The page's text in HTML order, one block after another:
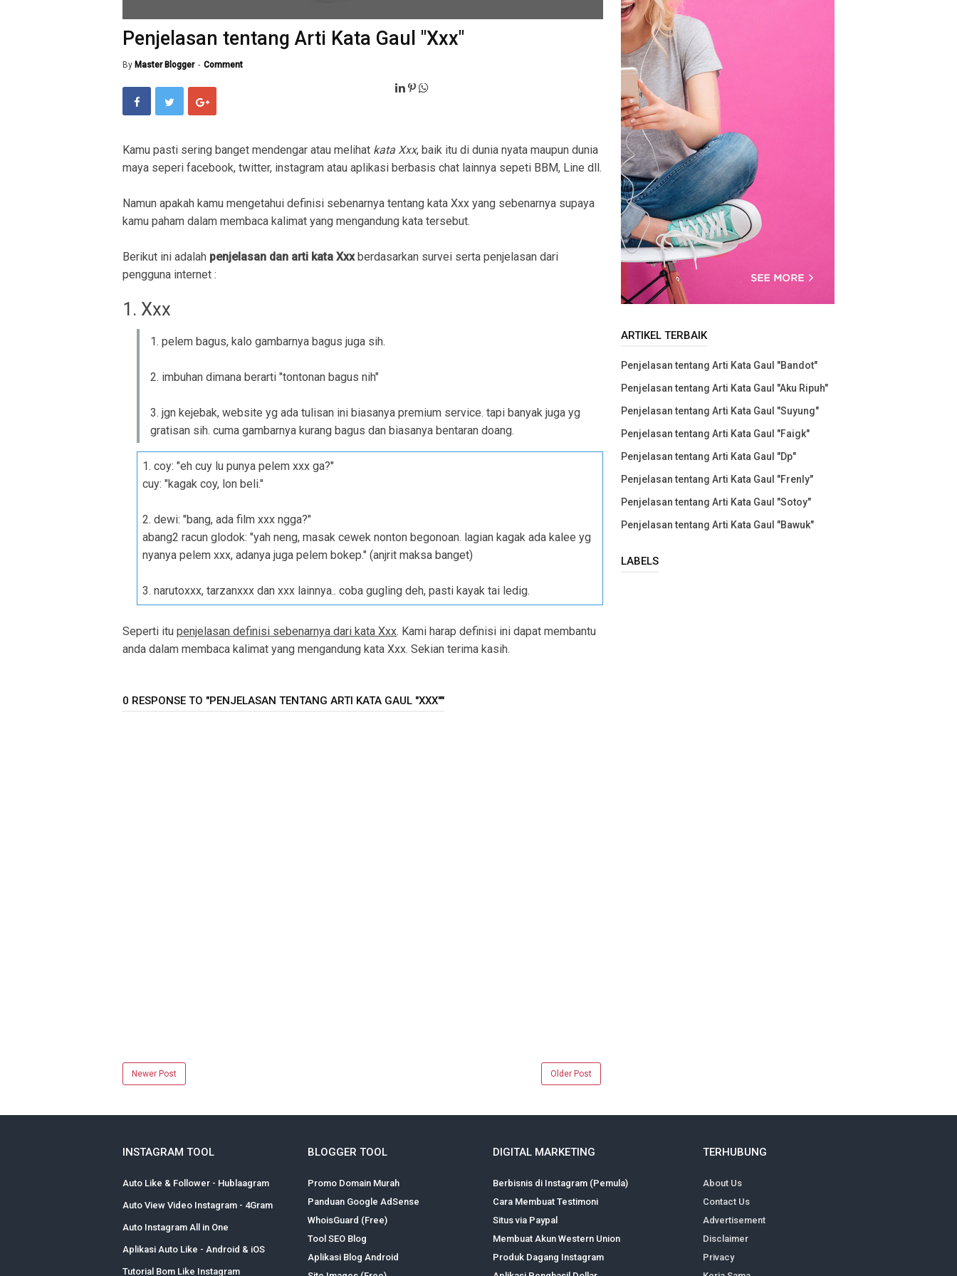
Penjelasan tentang Arti Kata Gaul "Xxx"
By Master Blogger Comment
Kamu pasti sering banget mendengar atau melihat kata Xxx, baik itu di dunia nyata maupun dunia
maya seperi facebook, twitter, instagram atau aplikasi berbasis chat lainnya sepeti BBM, Line dll.
Namun apakah kamu mengetahui definisi sebenarnya tentang kata Xxx yang sebenarnya supaya
kamu paham dalam membaca kalimat yang mengandung kata tersebut.
Berikut ini adalah penjelasan dan arti kata Xxxberdasarkan survei serta penjelasan dari
pengguna internet :
1. Xxx
1. pelem bagus, kalo gambarnya bagus juga sih.
2. imbuhan dimana berarti "tontonan bagus nih"
3. jgn kejebak, website yg ada tulisan ini biasanya premium service. tapi banyak juga yg
gratisan sih. cuma gambarnya kurang bagus dan biasanya bentaran doang.
1. coy: "eh cuy lu punya pelem xxx ga?"
cuy: "kagak coy, lon beli."
2. dewi: "bang, ada film xxx ngga?"
abang2 racun glodok: "yah neng, masak cewek nonton begonoan. lagian kagak ada kalee yg
nyanya pelem xxx, adanya juga pelem bokep." (anjrit maksa banget)
3. narutoxxx, tarzanxxx dan xxx lainnya.. coba gugling deh, pasti kayak tai ledig.
Seperti itu penjelasan definisi sebenarnya dari kata Xxx. Kami harap definisi ini dapat membantu
anda dalam membaca kalimat yang mengandung kata Xxx. Sekian terima kasih.
0 RESPONSE TO "PENJELASAN TENTANG ARTI KATA GAUL "XXX""
Newer Post Older Post
ARTIKEL TERBAIK
Penjelasan tentang Arti Kata Gaul "Bandot"
Penjelasan tentang Arti Kata Gaul "Aku Ripuh"
Penjelasan tentang Arti Kata Gaul "Suyung"
Penjelasan tentang Arti Kata Gaul "Faigk"
Penjelasan tentang Arti Kata Gaul "Dp"
Penjelasan tentang Arti Kata Gaul "Frenly"
Penjelasan tentang Arti Kata Gaul "Sotoy"
Penjelasan tentang Arti Kata Gaul "Bawuk"
LABELS
INSTAGRAM TOOL
Auto Like & Follower - Hublaagram
Auto View Video Instagram - 4Gram
Auto Instagram All in One
Aplikasi Auto Like - Android & iOS
Tutorial Bom Like Instagram
BLOGGER TOOL
Promo Domain Murah
Panduan Google AdSense
WhoisGuard (Free)
Tool SEO Blog
Aplikasi Blog Android
DIGITAL MARKETING
Berbisnis di Instagram (Pemula)
Cara Membuat Testimoni
Situs via Paypal
Membuat Akun Western Union
Produk Dagang Instagram
TERHUBUNG
About Us
Contact Us
Advertisement
Disclaimer
Privacy